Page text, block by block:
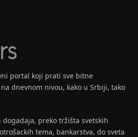
portal koji prati sve bitne
dnevnom nivou, kako u Srbiji, tako
dogadaja, preko tržišta svetskih
tema, bankarstva, do sveta